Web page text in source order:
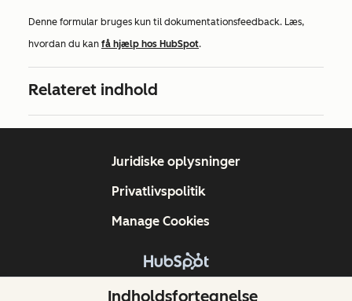
Denne formular bruges kun til dokumentationsfeedback. Læs,
hvordan du kan få hjælp hos HubSpot.
Relateret indhold
Indholdsfortegnelse
Copyright © 2026 HubSpot, Inc.
Juridiske oplysninger
Privatlivspolitik
Manage Cookies